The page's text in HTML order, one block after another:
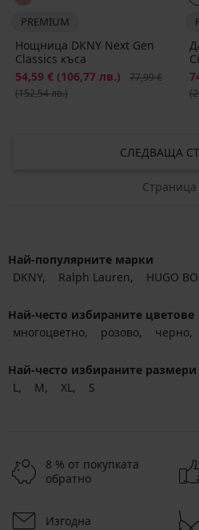
PREMIUM
Нощница DKNY Next Gen
Classics къса
Намаление
54,59 € (106,77 лв.) Първоначална
77,99 €
(152,54 лв.)
СЛЕДВАЩА
Страница
Най-популярните марки
DKNY
Ralph Lauren HUGO
Най-често избираните цветове
многоцветно
розово черно
Най-често избираните размери
L
M XL S
8 % от покупката
обратно
Изгодна